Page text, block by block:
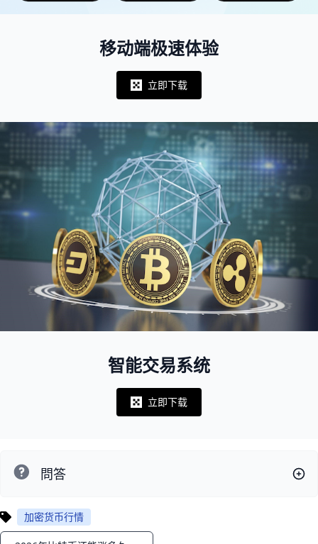
移动端极速体验
Notifications
立即下载
智能交易系统
Notifications
立即下载
問答
加密货币行情